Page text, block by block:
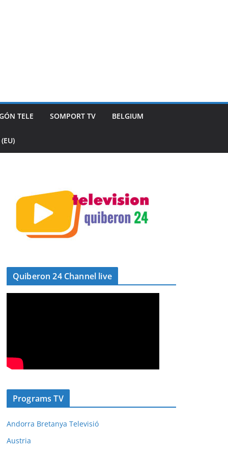
TELE SOMPORT TV BELGIUM
Quiberon 24 Channel live
Programs TV
Andorra Bretanya Televisió
Austria